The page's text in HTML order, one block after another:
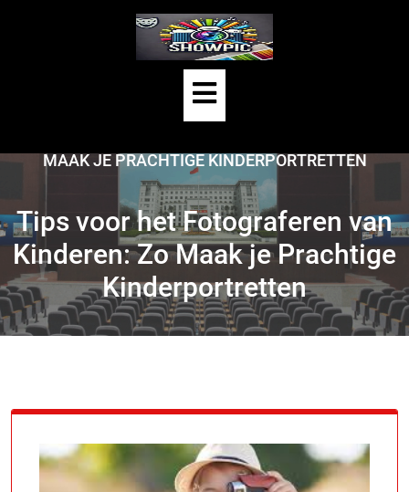
Open
Button
MAAK JE PRACHTIGE KINDERPORTRETTEN
Tips voor het Fotograferen van
Kinderen: Zo Maak je Prachtige
Kinderportretten